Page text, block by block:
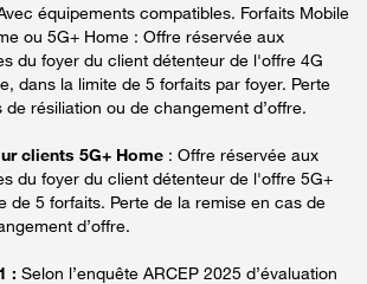
équipements compatibles. Forfaits Mobile
ou 5G+ Home : Offre réservée aux
du foyer du client détenteur de l'offre 4G
dans la limite de 5 forfaits par foyer. Perte
résiliation ou de changement d’offre.
clients 5G+ Home : Offre réservée aux
du foyer du client détenteur de l'offre 5G+
de 5 forfaits. Perte de la remise en cas de
d’offre.
: Selon l’enquête ARCEP 2025 d’évaluation